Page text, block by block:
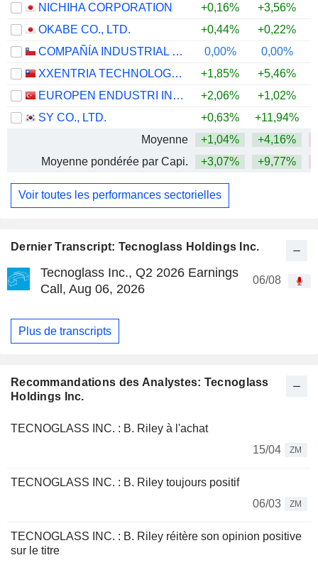
Dernier Transcript: Tecnoglass Holdings Inc.
Tecnoglass Inc., Q2 2026 Earnings
Call, Aug 06, 2026
06/08
Plus de transcripts
Recommandations des Analystes: Tecnoglass
Holdings Inc.
TECNOGLASS INC. : B. Riley à l'achat
15/04
ZM
TECNOGLASS INC. : B. Riley toujours positif
06/03
ZM
TECNOGLASS INC. : B. Riley réitère son opinion positive
sur le titre
NICHIHA CORPORATION
+0,16% +3,56%
OKABE CO., LTD.
+0,44% +0,22%
COMPAÑÍA INDUSTRIAL EL VOLCÁN S.A.
0,00% 0,00%
XXENTRIA TECHNOLOGY MATERIALS CO., LTD.
+1,85% +5,46%
EUROPEN ENDUSTRI INSAAT SANAYI VE TICARET
+2,06% +1,02%
SY CO., LTD.
+0,63% +11,94%
Moyenne
+1,04% +4,16%
Moyenne pondérée par Capi.
+3,07% +9,77%
Voir toutes les performances sectorielles